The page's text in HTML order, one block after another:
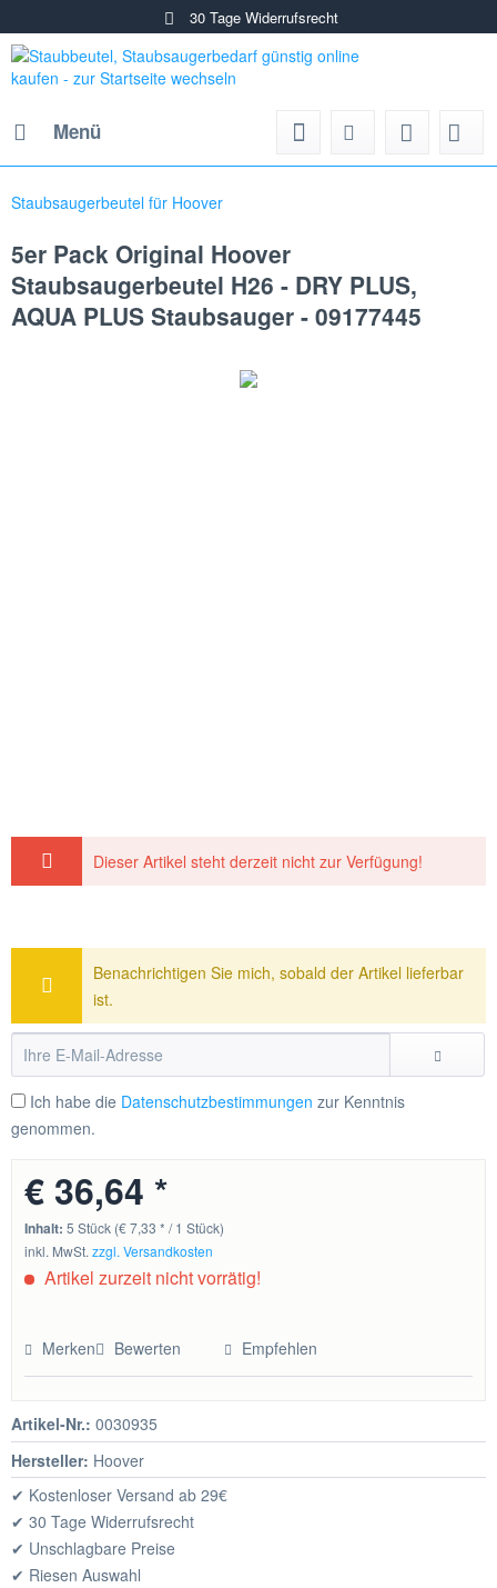
30 Tage Widerrufsrecht
Menü
Staubsaugerbeutel für Hoover
5er Pack Original Hoover
Staubsaugerbeutel H26 - DRY PLUS,
AQUA PLUS Staubsauger - 09177445
Dieser Artikel steht derzeit nicht zur Verfügung!
Benachrichtigen Sie mich, sobald der Artikel lieferbar
ist.
Ich habe die Datenschutzbestimmungen zur Kenntnis
genommen.
€ 36,64 *
Inhalt:5 Stück (€ 7,33 * / 1 Stück)
inkl. MwSt.zzgl. Versandkosten
Artikel zurzeit nicht vorrätig!
Merken Bewerten Empfehlen
Artikel-Nr.: 0030935
Hersteller: Hoover
✔ Kostenloser Versand ab 29€
✔ 30 Tage Widerrufsrecht
✔ Unschlagbare Preise
✔ Riesen Auswahl